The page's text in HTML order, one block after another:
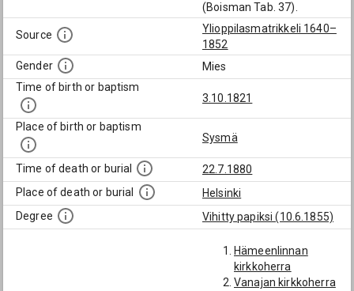
(Boisman Tab. 37).
Source
Ylioppilasmatrikkeli 1640–
1852
Gender
Mies
Time of birth or baptism
3.10.1821
Place of birth or baptism
Sysmä
Time of death or burial
22.7.1880
Place of death or burial
Helsinki
Degree
Vihitty papiksi (10.6.1855)
Hämeenlinnan
kirkkoherra
Vanajan kirkkoherra